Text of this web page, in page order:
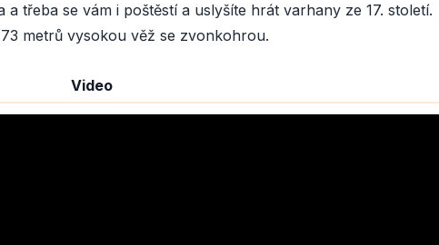
třeba se vám i poštěstí a uslyšíte hrát varhany ze 17. století.
metrů vysokou věž se zvonkohrou.
Video